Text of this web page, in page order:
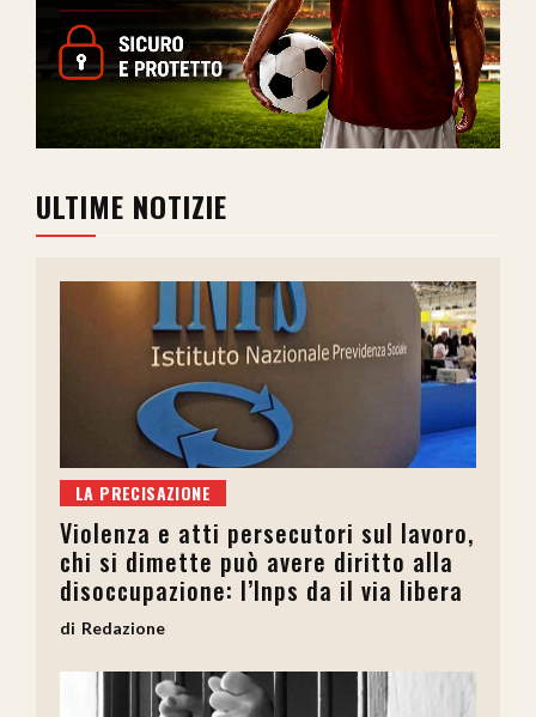
ULTIME NOTIZIE
LA PRECISAZIONE
Violenza e atti persecutori sul lavoro,
chi si dimette può avere diritto alla
disoccupazione: l’Inps da il via libera
Redazione